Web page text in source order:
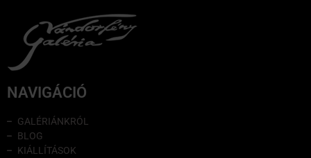
NAVIGÁCIÓ
GALÉRIÁNKRÓL
BLOG
KIÁLLÍTÁSOK